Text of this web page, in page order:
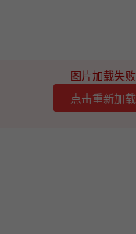
图片加载失败
点击重新加载